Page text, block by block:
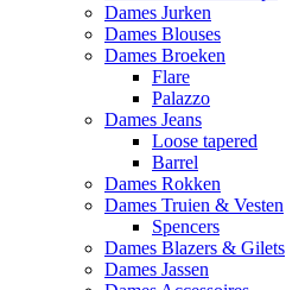
Dames Jurken
Dames Blouses
Dames Broeken
Flare
Palazzo
Dames Jeans
Loose tapered
Barrel
Dames Rokken
Dames Truien & Vesten
Spencers
Dames Blazers & Gilets
Dames Jassen